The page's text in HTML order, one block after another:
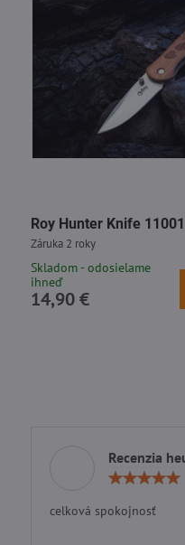
Roy Hunter Knife 11001
Záruka 2 roky
Skladom - odosielame
ihneď
14,90 €
Recenzia
celková spokojnosť